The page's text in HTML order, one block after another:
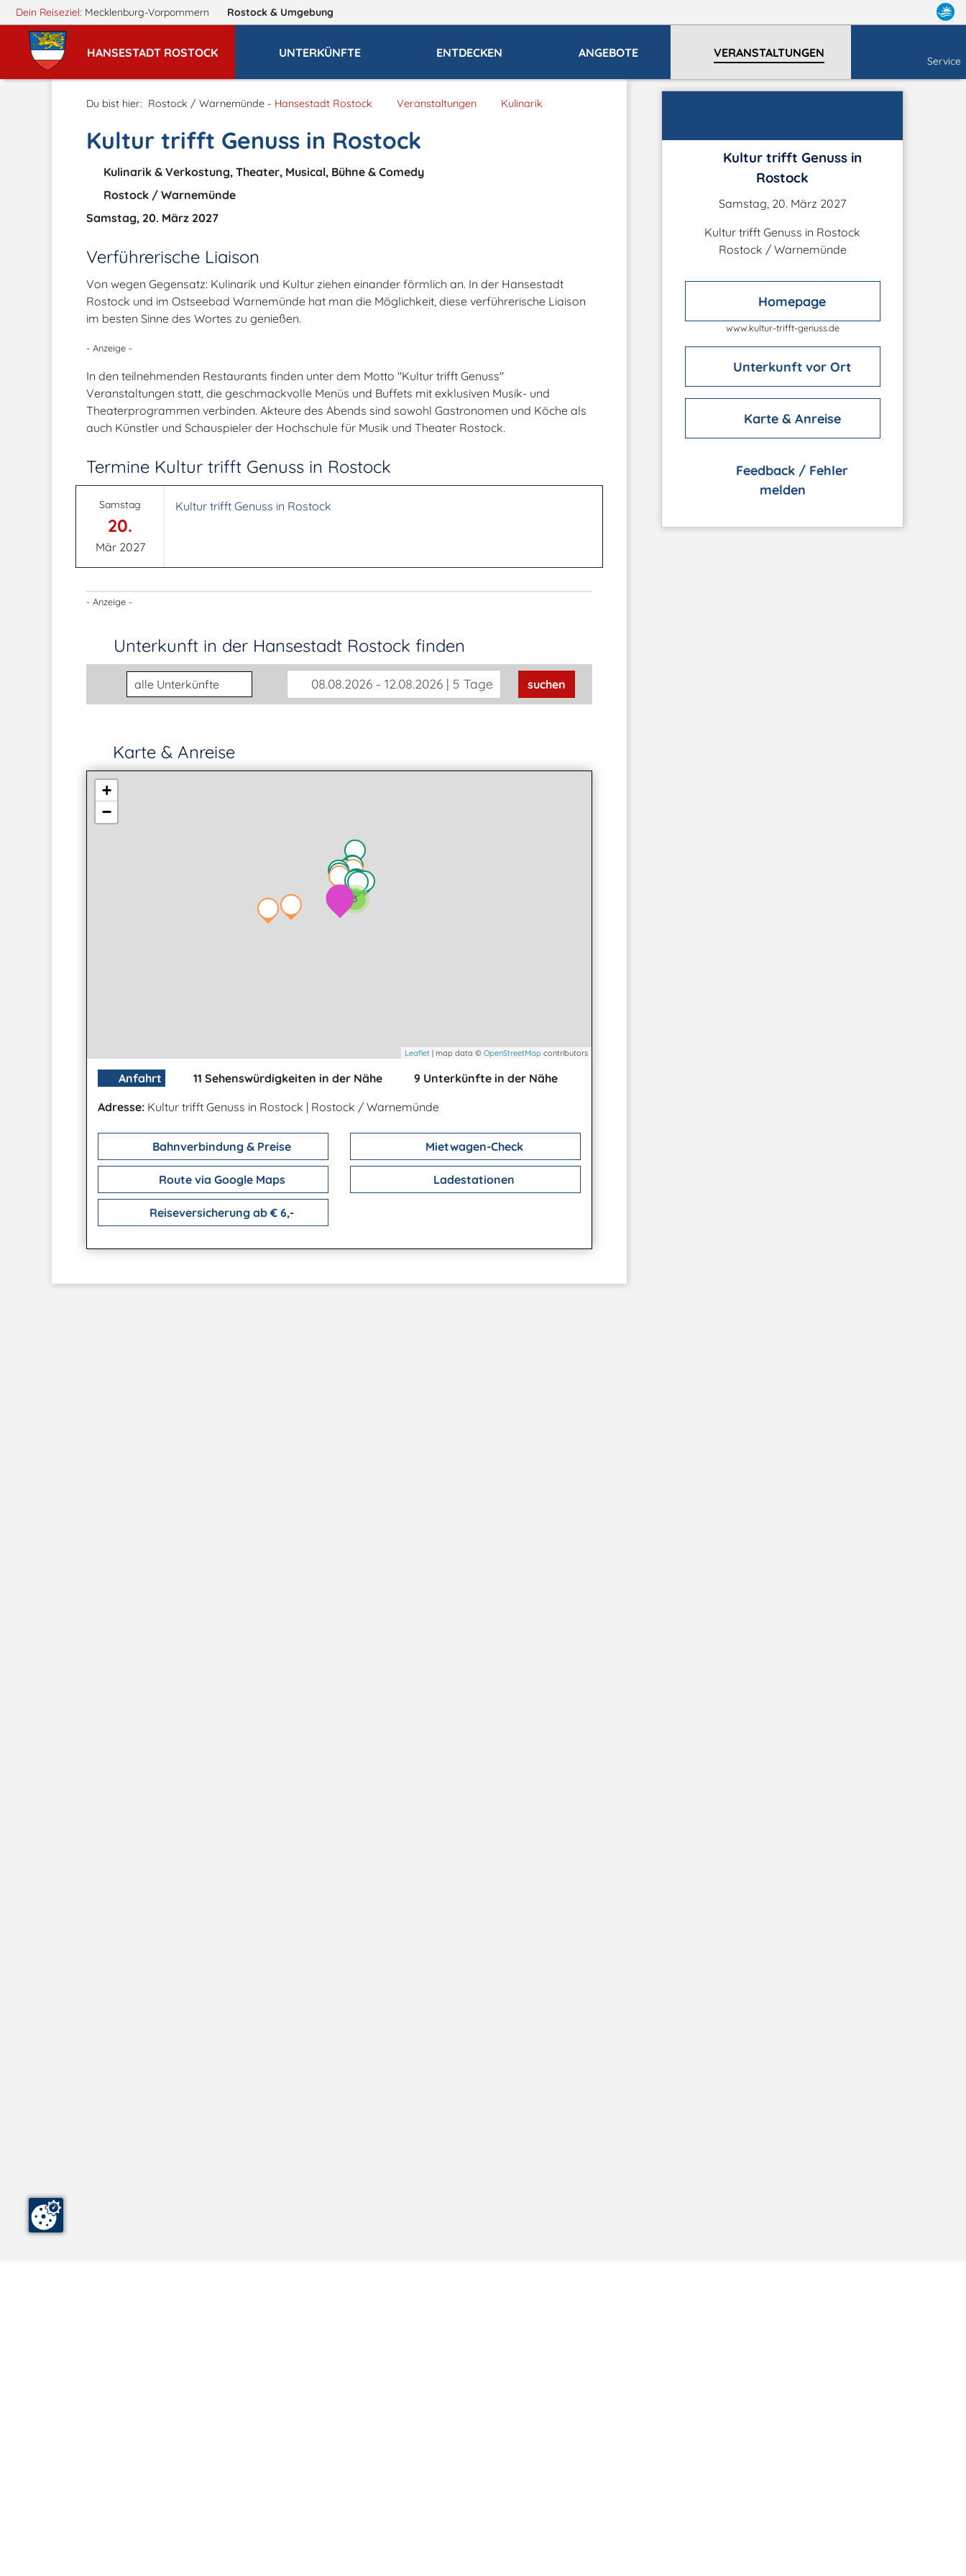
Dein Reiseziel: Mecklenburg-Vorpommern Rostock & Umgebung
HANSESTADT ROSTOCK UNTERKÜNFTE ENTDECKEN ANGEBOTE VERANSTALTUNGEN
Service
Du bist hier: Rostock / Warnemünde - Hansestadt Rostock Veranstaltungen Kulinarik
Kultur trifft Genuss in Rostock
Kulinarik & Verkostung, Theater, Musical, Bühne & Comedy
Rostock / Warnemünde
Samstag, 20. März 2027
Verführerische Liaison
Von wegen Gegensatz: Kulinarik und Kultur ziehen einander förmlich an. In der Hansestadt
Rostock und im Ostseebad Warnemünde hat man die Möglichkeit, diese verführerische Liaison
im besten Sinne des Wortes zu genießen.
- Anzeige -
In den teilnehmenden Restaurants finden unter dem Motto "Kultur trifft Genuss"
Veranstaltungen statt, die geschmackvolle Menüs und Buffets mit exklusiven Musik- und
Theaterprogrammen verbinden. Akteure des Abends sind sowohl Gastronomen und Köche als
auch Künstler und Schauspieler der Hochschule für Musik und Theater Rostock.
Termine Kultur trifft Genuss in Rostock
Samstag
20.
Mär 2027
Kultur trifft Genuss in Rostock
- Anzeige -
Unterkunft in der Hansestadt Rostock finden
Unterkunftsart 08.08.2026 - 12.08.2026 | 5 Tage suchen
Karte & Anreise
2
3
+
−
Leaflet | map data © OpenStreetMap contributors
Anfahrt 11 Sehenswürdigkeiten in der Nähe
9 Unterkünfte in der Nähe
Adresse: Kultur trifft Genuss in Rostock | Rostock / Warnemünde
Bahnverbindung & Preise Mietwagen-Check
Route via Google Maps Ladestationen
Reiseversicherung ab € 6,-
Kultur trifft Genuss in
Rostock
Samstag, 20. März 2027
Kultur trifft Genuss in Rostock
Rostock / Warnemünde
Homepage
www.kultur-trifft-genuss.de
Unterkunft vor Ort
Karte & Anreise
Feedback / Fehler
melden